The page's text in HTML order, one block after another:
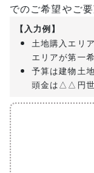
でのご希望やご
【入力例】
土地購入エリ
エリアが第一
予算は建物土
頭金は△△円世